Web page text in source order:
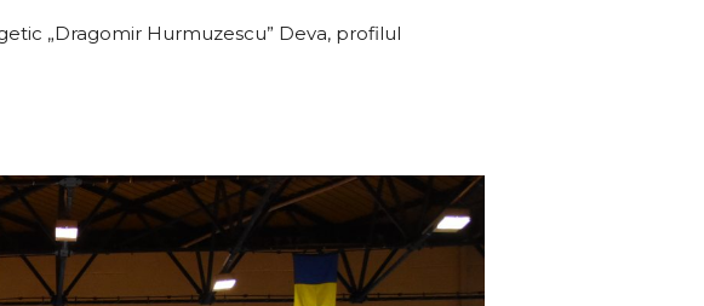
„Dragomir Hurmuzescu” Deva, profilul